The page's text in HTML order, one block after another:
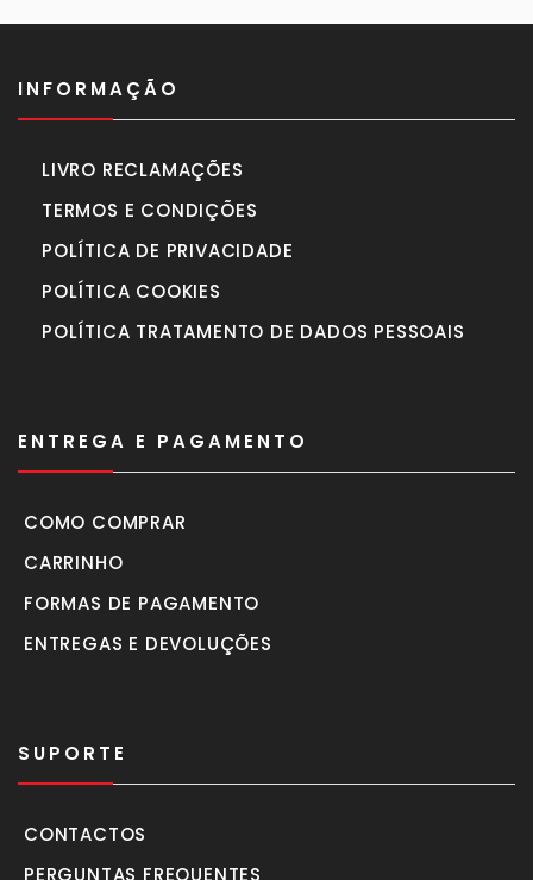
INFORMAÇÃO
LIVRO RECLAMAÇÕES
TERMOS E CONDIÇÕES
POLÍTICA DE PRIVACIDADE
POLÍTICA COOKIES
POLÍTICA TRATAMENTO DE DADOS PESSOAIS
ENTREGA E PAGAMENTO
COMO COMPRAR
CARRINHO
FORMAS DE PAGAMENTO
ENTREGAS E DEVOLUÇÕES
SUPORTE
CONTACTOS
PERGUNTAS FREQUENTES